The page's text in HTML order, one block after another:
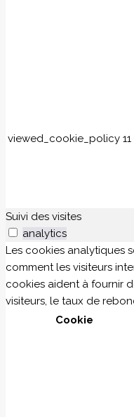
viewed_cookie_policy
Suivi des visites
analytics
Les cookies analytiques
comment les visiteurs
cookies aident à fournir
visiteurs, le taux de
Cookie